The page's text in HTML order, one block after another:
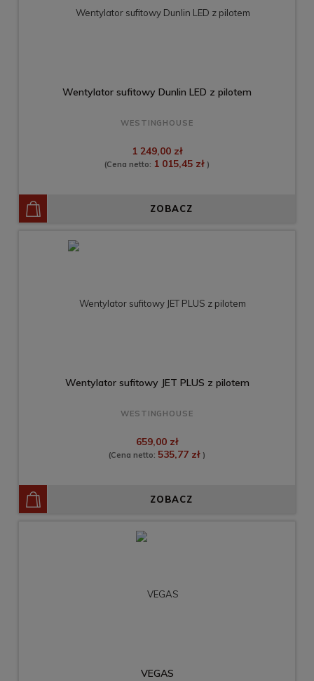
Wentylator sufitowy Dunlin LED z pilotem
WESTINGHOUSE
1 249,00 zł
(Cena netto: 1 015,45 zł )
ZOBACZ
Wentylator sufitowy JET PLUS z pilotem
WESTINGHOUSE
659,00 zł
(Cena netto: 535,77 zł )
ZOBACZ
VEGAS